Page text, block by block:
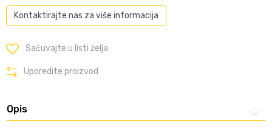
Kontaktirajte nas za više informacija
Sačuvajte u listi želja
Uporedite proizvod
Opis